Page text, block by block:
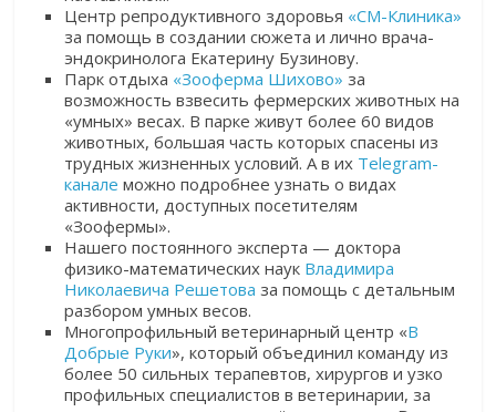
Центр репродуктивного здоровья «СМ-Клиника»
за помощь в создании сюжета и лично врача-
эндокринолога Екатерину Бузинову.
Парк отдыха «Зооферма Шихово» за
возможность взвесить фермерских животных на
«умных» весах. В парке живут более 60 видов
животных, большая часть которых спасены из
трудных жизненных условий. А в их Telegram-
канале можно подробнее узнать о видах
активности, доступных посетителям
«Зоофермы».
Нашего постоянного эксперта — доктора
физико-математических наук Владимира
Николаевича Решетова за помощь с детальным
разбором умных весов.
Многопрофильный ветеринарный центр «В
Добрые Руки», который объединил команду из
более 50 сильных терапевтов, хирургов и узко
профильных специалистов в ветеринарии, за